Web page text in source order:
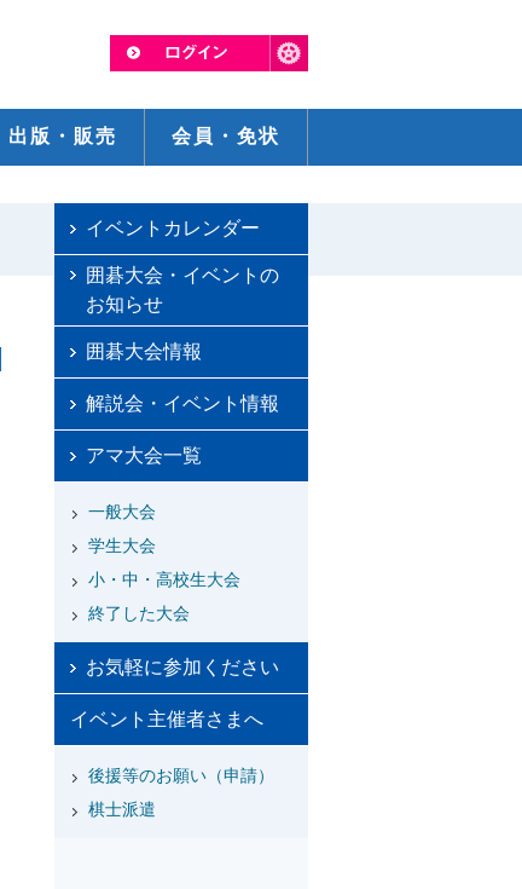
出版・販売 会員・免状
イベントカレンダー
囲碁大会・イベントの
お知らせ
囲碁大会情報
解説会・イベント情報
アマ大会一覧
一般大会
学生大会
小・中・高校生大会
終了した大会
お気軽に参加ください
イベント主催者さまへ
後援等のお願い（申請）
棋士派遣